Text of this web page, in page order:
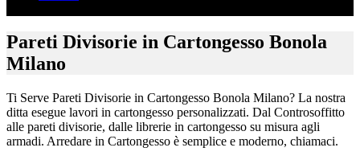
Pareti Divisorie in Cartongesso Bonola
Milano
Ti Serve Pareti Divisorie in Cartongesso Bonola Milano? La nostra
ditta esegue lavori in cartongesso personalizzati. Dal Controsoffitto
alle pareti divisorie, dalle librerie in cartongesso su misura agli
armadi. Arredare in Cartongesso è semplice e moderno, chiamaci.